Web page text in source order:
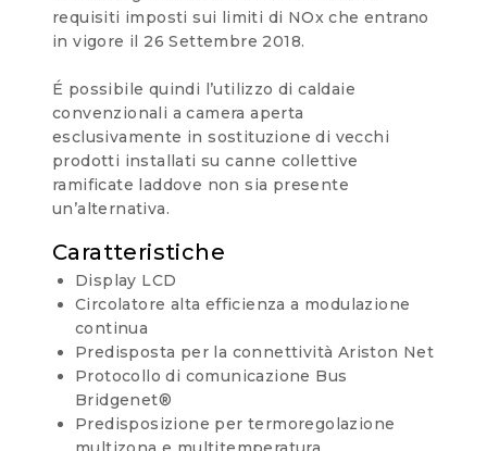
requisiti imposti sui limiti di NOx che entrano
in vigore il 26 Settembre 2018.
É possibile quindi l’utilizzo di caldaie
convenzionali a camera aperta
esclusivamente in sostituzione di vecchi
prodotti installati su canne collettive
ramificate laddove non sia presente
un’alternativa.
Caratteristiche
Display LCD
Circolatore alta efficienza a modulazione
continua
Predisposta per la connettività Ariston Net
Protocollo di comunicazione Bus
Bridgenet®
Predisposizione per termoregolazione